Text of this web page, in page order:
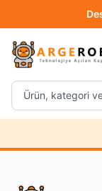
Ürün, kategori